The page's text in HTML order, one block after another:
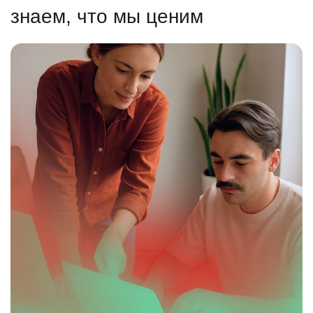
знаем, что мы ценим